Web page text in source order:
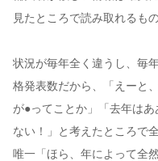
見たところで読み取れるも
状況が毎年全く違うし、毎
格発表数だから、「えーと
が●ってことか」「去年は
ない！」と考えたところで
唯一「ほら、年によって全